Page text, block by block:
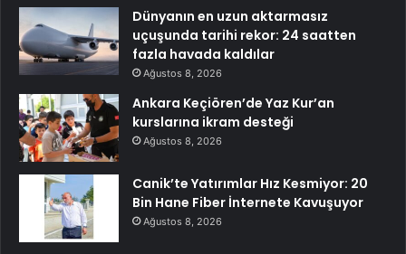
Dünyanın en uzun aktarmasız
uçuşunda tarihi rekor: 24 saatten
fazla havada kaldılar
Ağustos 8, 2026
Ankara Keçiören’de Yaz Kur’an
kurslarına ikram desteği
Ağustos 8, 2026
Canik’te Yatırımlar Hız Kesmiyor: 20
Bin Hane Fiber İnternete Kavuşuyor
Ağustos 8, 2026